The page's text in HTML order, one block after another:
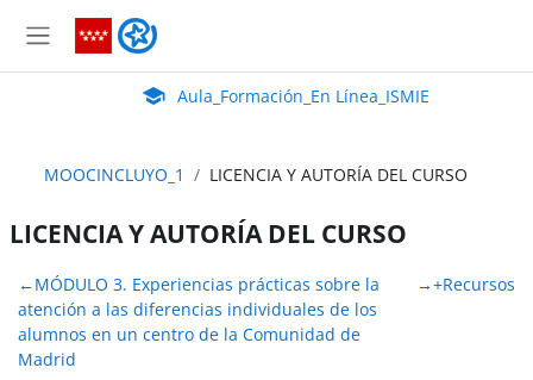
Panel lateral
Aula_Formación_En Línea_ISMIE
Aula Virtual de EducaMadrid:
Aula_Formación_En Línea_ISMIE
MOOCINCLUYO_1 LICENCIA Y AUTORÍA DEL CURSO
LICENCIA Y AUTORÍA DEL CURSO
Perfilado de sección
←MÓDULO 3. Experiencias prácticas sobre la
atención a las diferencias individuales de los
alumnos en un centro de la Comunidad de
Madrid
→+Recursos